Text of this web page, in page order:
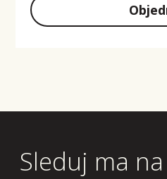
Sleduj ma